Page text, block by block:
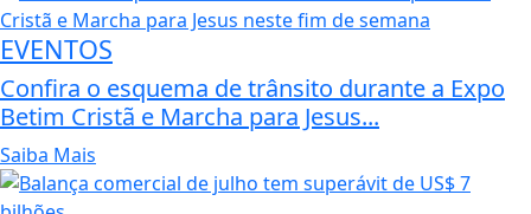
EVENTOS
Confira o esquema de trânsito durante a Expo
Betim Cristã e Marcha para Jesus...
Saiba Mais